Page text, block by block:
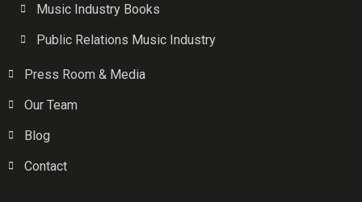
Music Industry Books
Public Relations Music Industry
Press Room & Media
Our Team
Blog
Contact